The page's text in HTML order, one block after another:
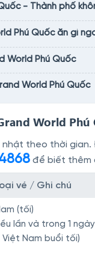
- Thành phố
Phú Quốc ăn gì
World Phú Quốc
World Phú Quốc
World Phú
theo thời gian.
để biết thêm
vé / Ghi chú
(tối)
lần và trong 1
Nam buổi tối)